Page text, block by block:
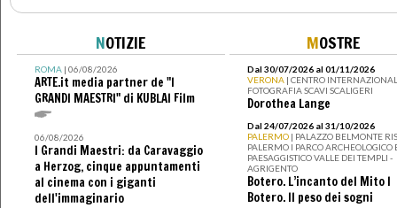
NOTIZIE
ROMA| 06/08/2026
ARTE.it media partner de "I
GRANDI MAESTRI" di KUBLAI Film
06/08/2026
I Grandi Maestri: da Caravaggio
a Herzog, cinque appuntamenti
al cinema con i giganti
dell'immaginario
MOSTRE
Dal 30/07/2026 al 01/11/2026
VERONA | CENTRO
FOTOGRAFIA SCAVI SCALIGERI
Dorothea Lange
Dal 24/07/2026 al 31/10/2026
PALERMO | PALAZZO BELMONTE
PALERMO I PARCO ARCHEOLOGICO
PAESAGGISTICO VALLE DEI TEMPLI -
AGRIGENTO
Botero. L’incanto del Mito I
Botero. Il peso dei sogni